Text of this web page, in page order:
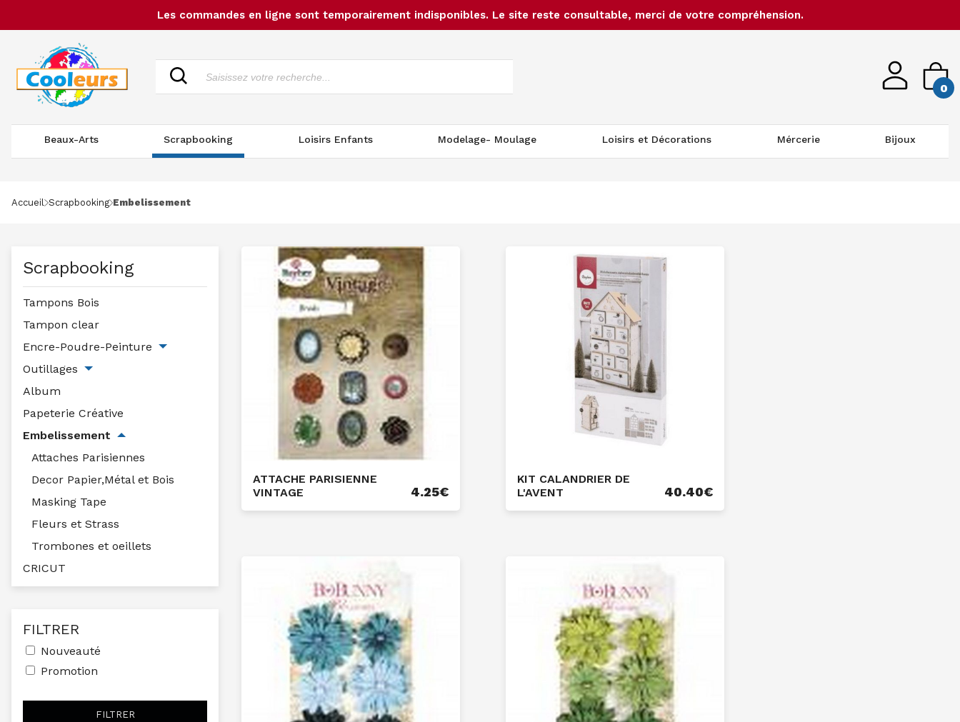
Les commandes en ligne sont temporairement indisponibles. Le site reste consultable, merci de votre compréhension.
0
Beaux-Arts Scrapbooking Loisirs Enfants Modelage- Moulage Loisirs et Décorations Mércerie Bijoux
Accueil Scrapbooking Embelissement
Scrapbooking
Tampons Bois
Tampon clear
Encre-Poudre-Peinture
Outillages
Album
Papeterie Créative
Embelissement
Attaches Parisiennes
Decor Papier,Métal et Bois
Masking Tape
Fleurs et Strass
Trombones et oeillets
CRICUT
FILTRER
Nouveauté
Promotion
FILTRER
ATTACHE PARISIENNE
VINTAGE
4.25€
KIT CALANDRIER DE
L'AVENT
40.40€